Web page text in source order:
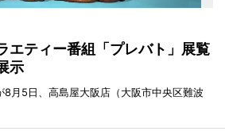
エティー番組「プレバト」展覧
示
8月5日、高島屋大阪店（大阪市中央区難波